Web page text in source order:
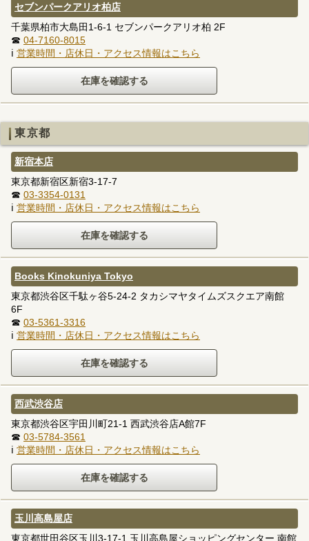
セブンパークアリオ柏店
千葉県柏市大島田1-6-1 セブンパークアリオ柏 2F
☎ 04-7160-8015
ℹ 営業時間・店休日・アクセス情報はこちら
東京都
新宿本店
東京都新宿区新宿3-17-7
☎ 03-3354-0131
ℹ 営業時間・店休日・アクセス情報はこちら
Books Kinokuniya Tokyo
東京都渋谷区千駄ヶ谷5-24-2 タカシマヤタイムズスクエア南館
6F
☎ 03-5361-3316
ℹ 営業時間・店休日・アクセス情報はこちら
西武渋谷店
東京都渋谷区宇田川町21-1 西武渋谷店A館7F
☎ 03-5784-3561
ℹ 営業時間・店休日・アクセス情報はこちら
玉川高島屋店
東京都世田谷区玉川3-17-1 玉川高島屋ショッピングセンター 南館